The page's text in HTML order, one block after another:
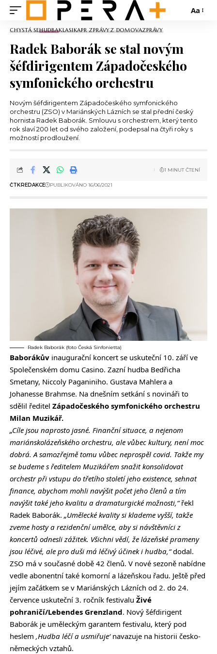
Aa
CHYSTÁ SEHUDBAKLASIKAPR ZPRÁVYZ DOMOVAZPRÁVY
Radek Baborák se stal novým
šéfdirigentem Západočeského
symfonického orchestru
Novým šéfdirigentem Západočeského symfonického
orchestru (ZSO) v Mariánských Lázních se stal přední český
hornista Radek Baborák. Smlouvu s orchestrem, který tento
rok slaví 200 let od svého založení, podepsal na čtyři roky s
možností prodloužení.
ČTKREDAKCE PUBLIKOVÁNO 16/06/2021
1 MINUT ČTENÍ
Radek Baborák (foto Česká Sinfonietta)
Baborákův inaugurační koncert se uskuteční 10. září ve
Společenském domu Casino. Zazní hudba Bedřicha
Smetany, Niccoly Paganiniho. Gustava Mahlera a
Johanesse Brahmse. Na dnešním setkání s novináři to
sdělil ředitel Západočeského symfonického orchestru
Milan Muzikář.
„Cíle jsou naprosto jasné. Finanční situace, a nejenom
mariánskolázeňského orchestru, ale vůbec kultury, není moc
dobrá. A samozřejmě tomu vůbec neprospěl covid. Takže my
se budeme s ředitelem Muzikářem snažit konsolidovat
orchestr při vstupu do třetího století jeho existence, sehnat
finance, abychom mohli navýšit počet jeho členů a tím
navýšit také jeho kvalitu a dramaturgické možnosti,“řekl
Radek Baborák. „Umělecké kvality si klademe vyšší, takže
zveme hosty a rezidenční umělce, aby si návštěvníci z
koncertů odnesli zážitek. Všichni vědí, že lázeňské prameny
jsou léčivé, ale pro duši má léčivý účinek i hudba,“dodal.
ZSO má v současné době 42 členů. V nové sezoně nabídne
vedle abonentní také komorní a lázeňskou řadu. Ještě před
jejím začátkem se v Mariánských Lázních od 2. do 24.
července uskuteční 3. ročník festivalu Živé
pohraničí/Lebendes Grenzland. Nový šéfdirigent
Baborák je uměleckým garantem festivalu, který pod
heslem ‚Hudba léčí a usmiřuje‘ navazuje na historii česko-
německých vztahů.